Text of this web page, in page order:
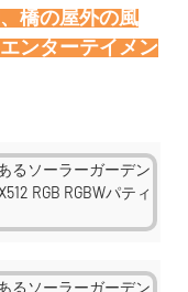
橋の屋外の風
ンターテイメン